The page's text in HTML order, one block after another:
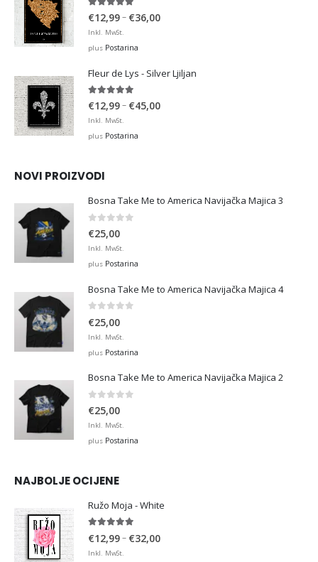
4.93out of 5
€12,99– €36,00Price
€36,00
Inkl. MwSt.
plus Postarina
Fleur de Lys - Silver Ljiljan
4.88out of 5
€12,99– €45,00Price
Inkl. MwSt.
plus Postarina
NOVI PROIZVODI
Bosna Take Me to America Navijačka Majica 3
0 out of 5
€25,00
Inkl. MwSt.
plus Postarina
Bosna Take Me to America Navijačka Majica 4
€25,00
Inkl. MwSt.
plus Postarina
Bosna Take Me to America Navijačka Majica 2
0 out of 5
€25,00
Inkl. MwSt.
plus Postarina
NAJBOLJE OCIJENE
Ružo Moja - White
€12,99– €32,00Price
Inkl. MwSt.